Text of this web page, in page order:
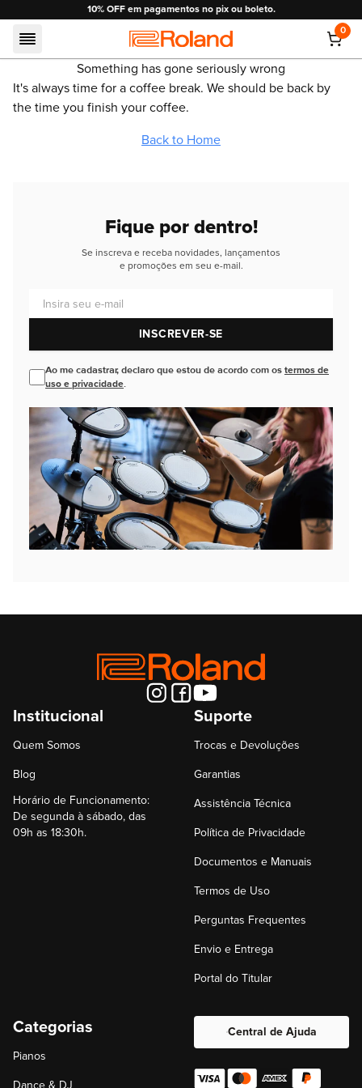
10% OFF em pagamentos no pix ou boleto.
Roland
0
Something has gone seriously wrong
It's always time for a coffee break. We should be back by
the time you finish your coffee.
Back to Home
Fique por dentro!
Se inscreva e receba novidades, lançamentos
e promoções em seu e-mail.
INSCREVER-SE
Ao me cadastrar, declaro que estou de acordo com os termos de
uso e privacidade.
Institucional
Quem Somos
Blog
Horário de Funcionamento:
De segunda à sábado, das
09h as 18:30h.
Suporte
Trocas e Devoluções
Garantias
Assistência Técnica
Política de Privacidade
Documentos e Manuais
Termos de Uso
Perguntas Frequentes
Envio e Entrega
Portal do Titular
Categorias
Pianos
Central de Ajuda